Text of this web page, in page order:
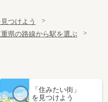
つけよう
県の路線から駅を選ぶ
「住みたい街」
を見つけよう